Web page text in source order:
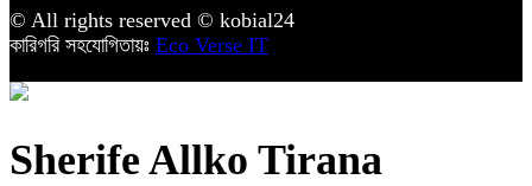
© All rights reserved © kobial24
কারিগরি সহযোগিতায়ঃ Eco Verse IT
Sherife Allko Tirana